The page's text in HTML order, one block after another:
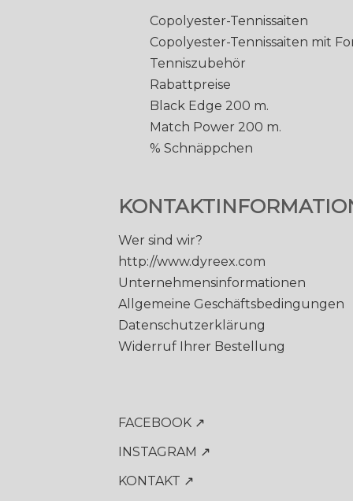
Copolyester-Tennissaiten
Copolyester-Tennissaiten mit
Tenniszubehör
Rabattpreise
Black Edge 200 m.
Match Power 200 m.
% Schnäppchen
Wer sind wir?
http://www.dyreex.com
Unternehmensinformationen
Allgemeine Geschäftsbedingungen
Datenschutzerklärung
Widerruf Ihrer Bestellung
FACEBOOK ↗
INSTAGRAM ↗
KONTAKT ↗